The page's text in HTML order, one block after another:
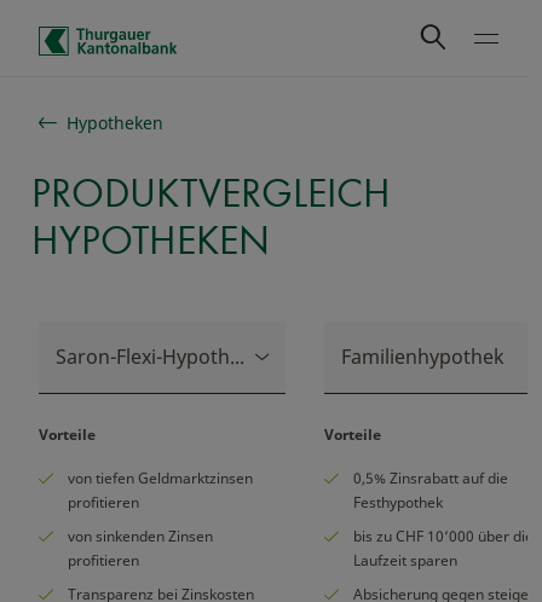
Schnelle Navigation
Hypotheken
PRODUKTVERGLEICH
HYPOTHEKEN
Saron-Flexi-Hypothek Private Familienhypothek
Vorteile
von tiefen Geldmarktzinsen
profitieren
von sinkenden Zinsen
profitieren
Transparenz bei Zinskosten
Vorteile
0,5% Zinsrabatt auf die
Festhypothek
bis zu CHF 10‘000 über die
Laufzeit sparen
Absicherung gegen